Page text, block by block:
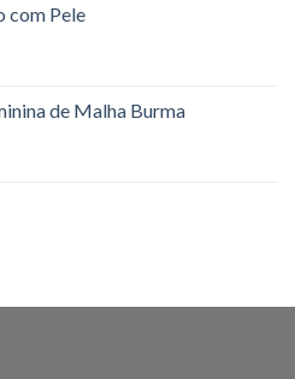
com Pele
de Malha Burma